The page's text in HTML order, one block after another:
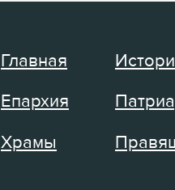
Главная
Епархия
Храмы